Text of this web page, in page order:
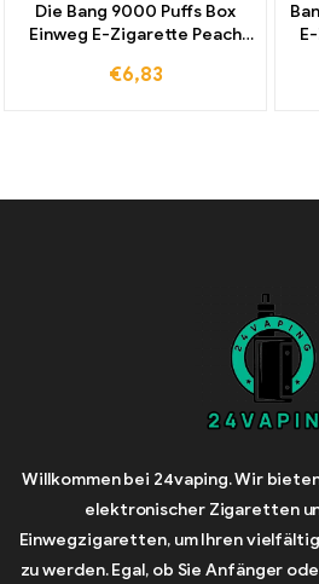
Die Bang 9000 Puffs Box
Einweg E-Zigarette Peach
Erfrischendes
€6,83
Willkommen bei 24vaping. Wir
elektronischer Zigaretten
Einwegzigaretten, um Ihren
zu werden. Egal, ob Sie Anfänger